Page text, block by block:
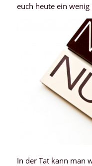
euch heute ein
In der Tat kann man